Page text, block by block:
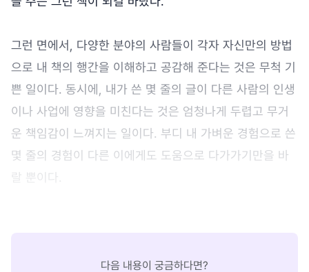
그런 면에서, 다양한 분야의 사람들이 각자 자신만의 방법
으로 내 책의 행간을 이해하고 공감해 준다는 것은 무척 기
쁜 일이다. 동시에, 내가 쓴 몇 줄의 글이 다른 사람의 인생
이나 사업에 영향을 미친다는 것은 엄청나게 두렵고 무거
운 책임감이 느껴지는 일이다. 부디 내 가벼운 경험으로 쓴
몇 줄의 경험이 다른 이에게도 도움으로 다가가기만을 바
랄 뿐이다.
다음 내용이 궁금하다면?